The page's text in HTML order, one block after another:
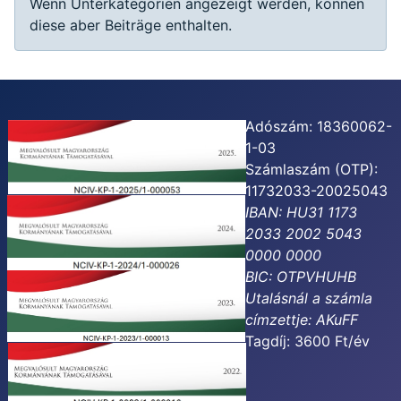
diese aber Beiträge enthalten.
Adószám: 18360062-
1-03
Számlaszám (OTP):
11732033-20025043
IBAN: HU31 1173
2033 2002 5043
0000 0000
BIC: OTPVHUHB
Utalásnál a számla
címzettje:AKuFF
Tagdíj: 3600 Ft/év